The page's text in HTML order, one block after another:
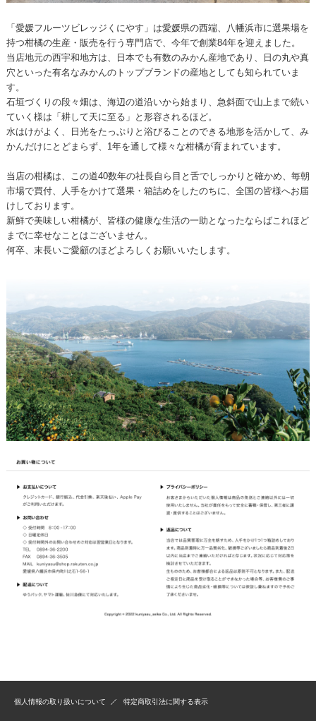
「愛媛フルーツビレッジくにやす」は愛媛県の西端、八幡浜市に選果場を
持つ柑橘の生産・販売を行う専門店で、今年で創業84年を迎えました。
当店地元の西宇和地方は、日本でも有数のみかん産地であり、日の丸や真
穴といった有名なみかんのトップブランドの産地としても知られていま
す。
石垣づくりの段々畑は、海辺の道沿いから始まり、急斜面で山上まで続い
ていく様は「耕して天に至る」と形容されるほど。
水はけがよく、日光をたっぷりと浴びることのできる地形を活かして、み
かんだけにとどまらず、1年を通して様々な柑橘が育まれています。
当店の柑橘は、この道40数年の社長自ら目と舌でしっかりと確かめ、毎朝
市場で買付、人手をかけて選果・箱詰めをしたのちに、全国の皆様へお届
けしております。
新鮮で美味しい柑橘が、皆様の健康な生活の一助となったならばこれほど
までに幸せなことはございません。
何卒、末長いご愛顧のほどよろしくお願いいたします。
個人情報の取り扱いについて 特定商取引法に関する表示